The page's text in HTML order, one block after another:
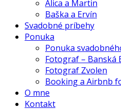
Alica a Martin
Baška a Ervín
Svadobné príbehy
Ponuka
Ponuka
Fotograf – Banská
Fotograf Zvolen
Booking a Airbnb
O mne
Kontakt